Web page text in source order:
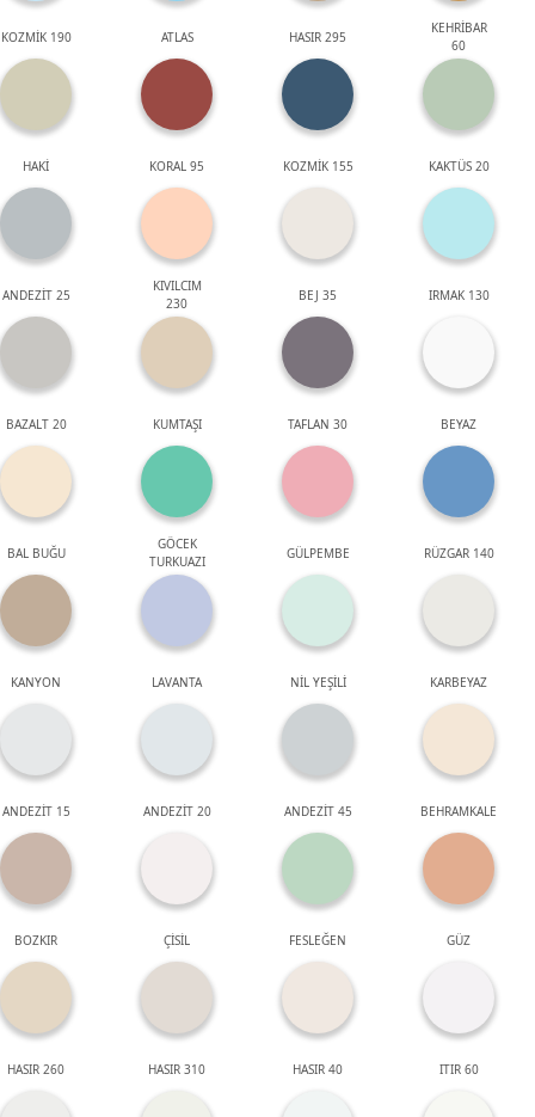
KOZMİK 190 ATLAS HASIR 295
KEHRİBAR
60
HAKİ KORAL 95 KOZMİK 155 KAKTÜS 20
ANDEZİT 25
KIVILCIM
230
BEJ 35 IRMAK 130
BAZALT 20 KUMTAŞI TAFLAN 30 BEYAZ
BAL BUĞU
GÖCEK
TURKUAZI
GÜLPEMBE RÜZGAR 140
KANYON LAVANTA NİL YEŞİLİ KARBEYAZ
ANDEZİT 15 ANDEZİT 20 ANDEZİT 45 BEHRAMKALE
BOZKIR ÇİSİL FESLEĞEN GÜZ
HASIR 260 HASIR 310 HASIR 40 ITIR 60